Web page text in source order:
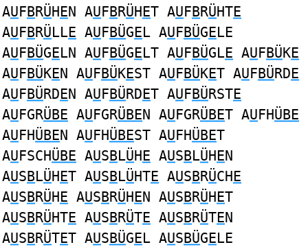
AUFBRÜHEN AUFBRÜHET AUFBRÜHTE
AUFBRÜLLE AUFBÜGEL AUFBÜGELE
AUFBÜGELN AUFBÜGELT AUFBÜGLE AUFBÜKE
AUFBÜKEN AUFBÜKEST AUFBÜKET AUFBÜRDE
AUFBÜRDEN AUFBÜRDET AUFBÜRSTE
AUFGRÜBE AUFGRÜBEN AUFGRÜBET AUFHÜBE
AUFHÜBEN AUFHÜBEST AUFHÜBET
AUFSCHÜBE AUSBLÜHE AUSBLÜHEN
AUSBLÜHET AUSBLÜHTE AUSBRÜCHE
AUSBRÜHE AUSBRÜHEN AUSBRÜHET
AUSBRÜHTE AUSBRÜTE AUSBRÜTEN
AUSBRÜTET AUSBÜGEL AUSBÜGELE